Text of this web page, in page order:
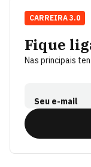
Fique
Nas principais
Seu e-mail
CARREIRA 3.0